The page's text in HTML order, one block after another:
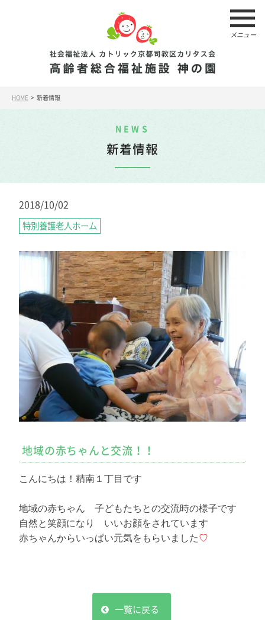
メニュー
HOME > 新着情報
NEWS
新着情報
2018/10/02
特別養護老人ホーム
地域の赤ちゃんと交流！！
こんにちは！精南１丁目です
地域の赤ちゃん 子どもたちとの交流時の様子です
自然と笑顔になり いいお顔をされています
赤ちゃんからいっぱい元気をもらいました♡
一覧に戻る